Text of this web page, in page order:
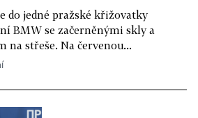
do jedné pražské křižovatky
BMW se začerněnými skly a
na střeše. Na červenou...